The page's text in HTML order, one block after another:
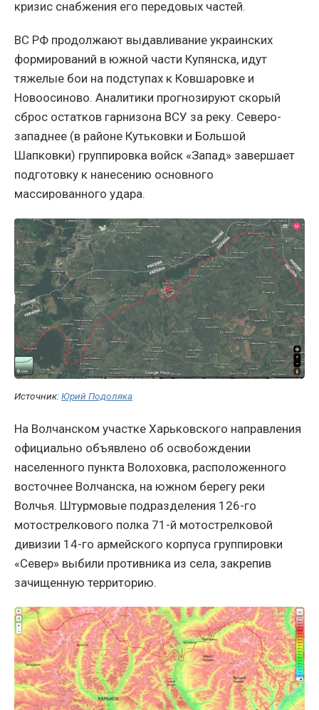
кризис снабжения его передовых частей.
ВС РФ продолжают выдавливание украинских
формирований в южной части Купянска, идут
тяжелые бои на подступах к Ковшаровке и
Новоосиново. Аналитики прогнозируют скорый
сброс остатков гарнизона ВСУ за реку. Северо-
западнее (в районе Кутьковки и Большой
Шапковки) группировка войск «Запад» завершает
подготовку к нанесению основного
массированного удара.
Источник:Юрий Подоляка
На Волчанском участке Харьковского направления
официально объявлено об освобождении
населенного пункта Волоховка, расположенного
восточнее Волчанска, на южном берегу реки
Волчья. Штурмовые подразделения 126-го
мотострелкового полка 71-й мотострелковой
дивизии 14-го армейского корпуса группировки
«Север» выбили противника из села, закрепив
зачищенную территорию.